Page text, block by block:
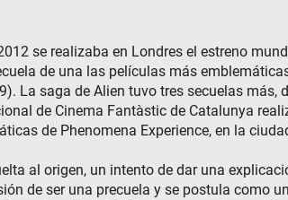
se realizaba en Londres el estreno
de una las películas más
La saga de Alien tuvo tres secuelas
de Cinema Fantàstic de Catalunya
de Phenomena Experience, en la
al origen, un intento de dar una
de ser una precuela y se postula como